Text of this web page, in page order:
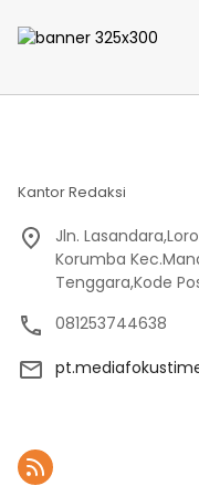
Kantor Redaksi
Jln.
Korumba
Tenggara,Kode Pos
081253744638